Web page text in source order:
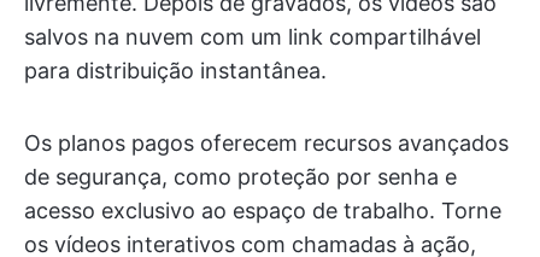
salvos na nuvem com um link compartilhável
para distribuição instantânea.
Os planos pagos oferecem recursos avançados
de segurança, como proteção por senha e
acesso exclusivo ao espaço de trabalho. Torne
os vídeos interativos com chamadas à ação,